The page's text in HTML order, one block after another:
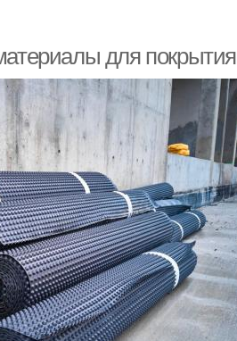
для покрытия